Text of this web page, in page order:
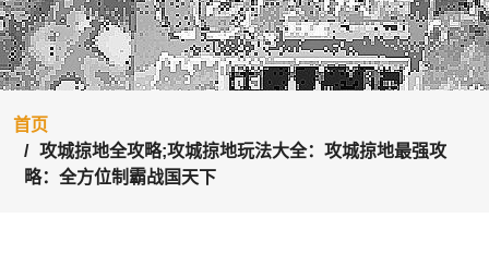
首页
攻城掠地全攻略;攻城掠地玩法大全：攻城掠地最强攻
略：全方位制霸战国天下